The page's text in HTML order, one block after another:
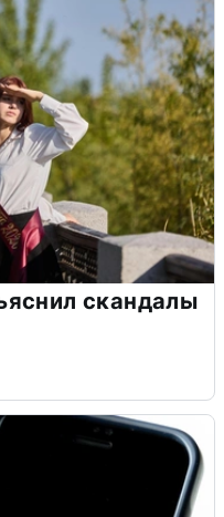
скандалы